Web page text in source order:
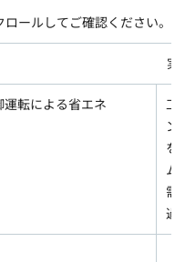
ロールしてご確認ください。
実
転による省エネ
工
ン
を
ム
需
過